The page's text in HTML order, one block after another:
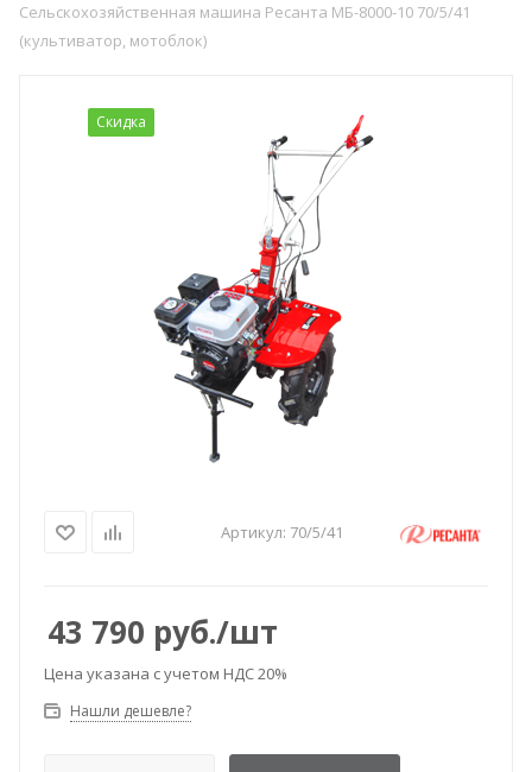
Сельскохозяйственная машина Ресанта МБ-8000-10 70/5/41
(культиватор, мотоблок)
Скидка
Артикул: 70/5/41
43 790 руб./шт
Цена указана с учетом НДС 20%
Нашли дешевле?